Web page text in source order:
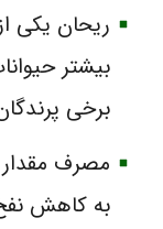
ریحان یکی
بیشتر
برخی
مصرف مقدار
به کاهش